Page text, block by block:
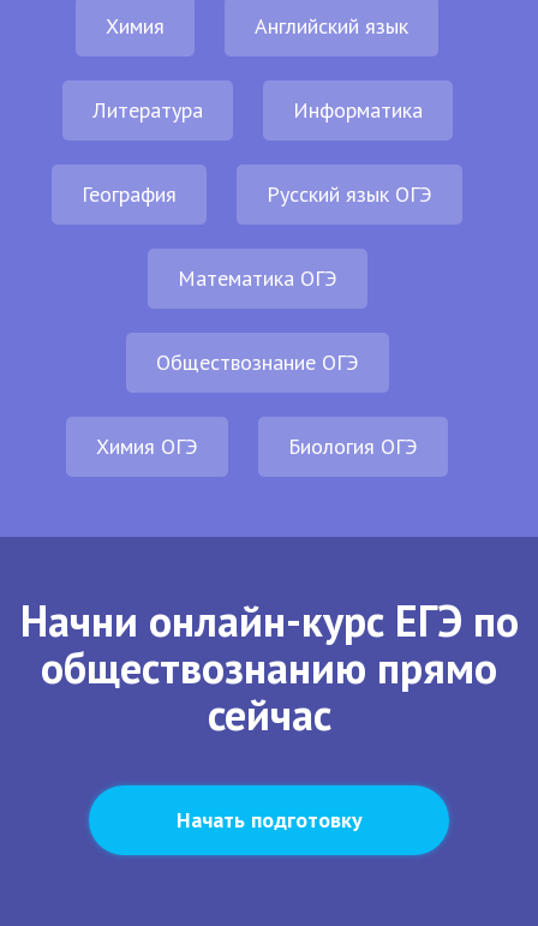
Химия Английский язык
Литература Информатика
География Русский язык ОГЭ
Математика ОГЭ
Обществознание ОГЭ
Химия ОГЭ Биология ОГЭ
Начни онлайн-курс ЕГЭ по
обществознанию прямо
сейчас
Начать подготовку